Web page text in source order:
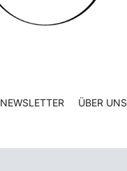
NEWSLETTER ÜBER UNS